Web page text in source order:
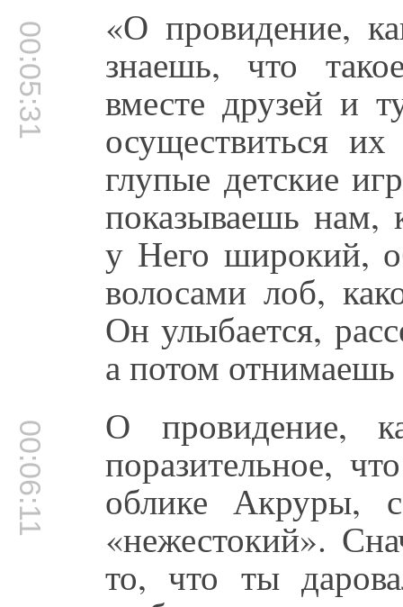
00:05:31 «О провидение,
знаешь, что
вместе друзей и
осуществиться
глупые детские
показываешь нам,
у Него широкий,
волосами лоб,
Он улыбается,
а потом
00:06:11 О провидение,
поразительное,
облике Акруры,
«нежестокий».
то, что ты